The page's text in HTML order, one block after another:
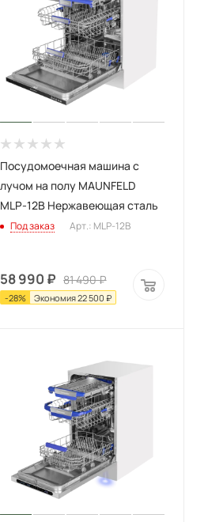
Посудомоечная машина с
лучом на полу MAUNFELD
MLP-12B Нержавеющая сталь
Под заказ Арт.: MLP-12B
58 990 ₽ 81 490₽
-28% Экономия22 500 ₽